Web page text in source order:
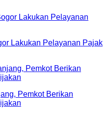
Lakukan Pelayanan Pajak
Pemkot Berikan